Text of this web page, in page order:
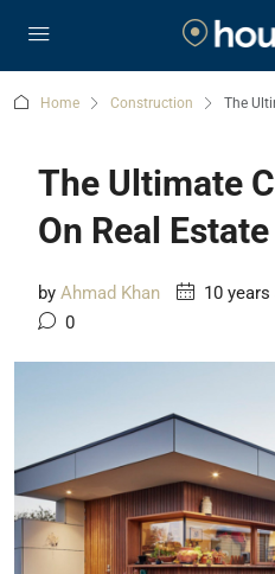
Home Construction The
The Ultimate
On Real Estate
by Ahmad Khan 10 years
0